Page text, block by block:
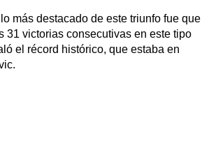
más destacado de este triunfo fue que
31 victorias consecutivas en este tipo
el récord histórico, que estaba en